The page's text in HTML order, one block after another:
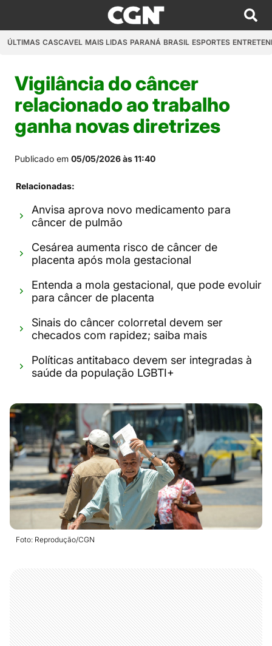
ÚLTIMAS CASCAVEL MAIS LIDAS PARANÁ BRASIL ESPORTES
Vigilância do câncer
relacionado ao trabalho
ganha novas diretrizes
Publicado em 05/05/2026 às 11:40
Relacionadas:
Anvisa aprova novo medicamento para
câncer de pulmão
Cesárea aumenta risco de câncer de
placenta após mola gestacional
Entenda a mola gestacional, que pode evoluir
para câncer de placenta
Sinais do câncer colorretal devem ser
checados com rapidez; saiba mais
Políticas antitabaco devem ser integradas à
saúde da população LGBTI+
Foto: Reprodução/CGN